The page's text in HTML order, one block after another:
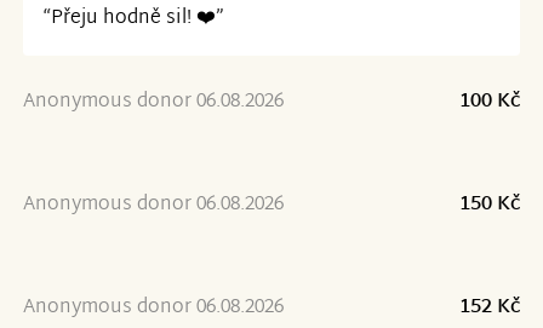
“Přeju hodně sil! ❤️”
Anonymous donor 06.08.2026 100 Kč
Anonymous donor 06.08.2026 150 Kč
Anonymous donor 06.08.2026 152 Kč